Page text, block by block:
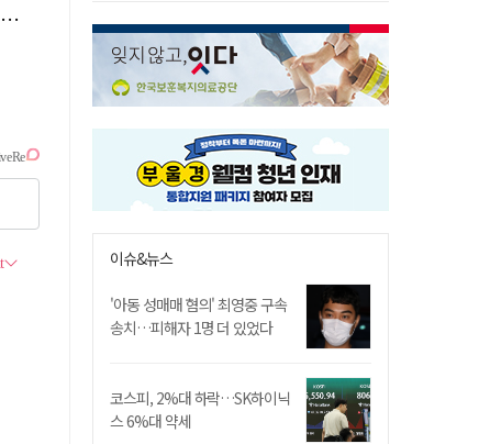
이슈&뉴스
'아동 성매매 혐의' 최영중 구속
송치…피해자 1명 더 있었다
코스피, 2%대 하락…SK하이닉
스 6%대 약세